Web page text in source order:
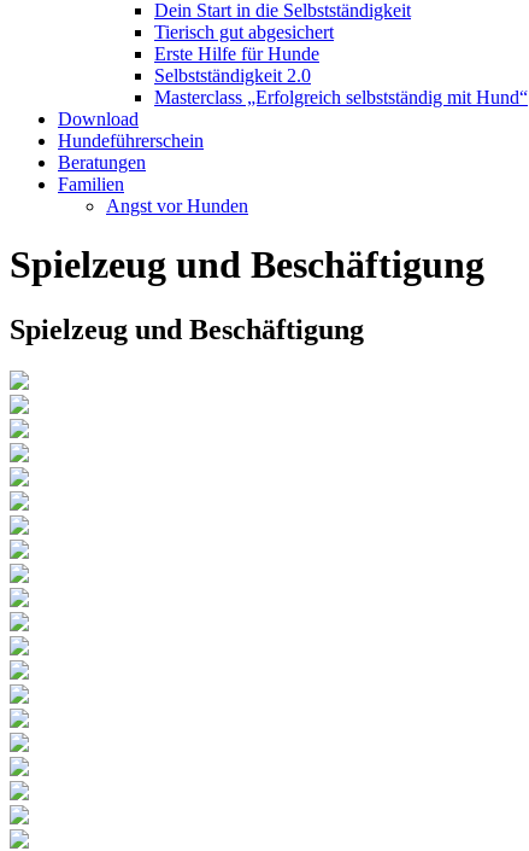
Dein Start in die Selbstständigkeit
Tierisch gut abgesichert
Erste Hilfe für Hunde
Selbstständigkeit 2.0
Masterclass „Erfolgreich selbstständig mit Hund“
Download
Hundeführerschein
Beratungen
Familien
Angst vor Hunden
Spielzeug und Beschäftigung
Spielzeug und Beschäftigung